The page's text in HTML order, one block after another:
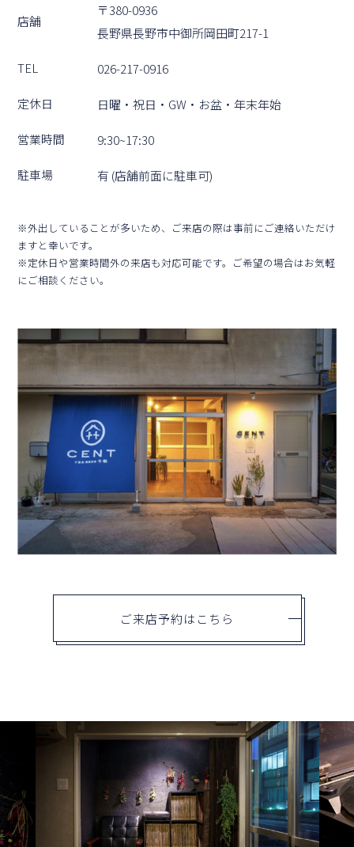
店舗
〒380-0936
⻑野県⻑野市中御所岡⽥町217-1
TEL 026-217-0916
定休⽇ ⽇曜・祝⽇・GW・お盆・年末年始
営業時間 9:30~17:30
駐⾞場 有 (店舗前⾯に駐⾞可)
※外出していることが多いため、ご来店の際は事前にご連絡いただけ
ますと幸いです。
※定休⽇や営業時間外の来店も対応可能です。ご希望の場合はお気軽
にご相談ください。
ご来店予約はこちら